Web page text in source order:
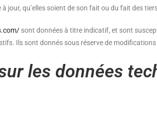
jour, qu’elles soient de son fait ou du fait des
sont données à titre indicatif, et sont
Ils sont donnés sous réserve de
les données